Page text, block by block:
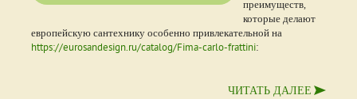
преимуществ,
которые делают
европейскую сантехнику особенно привлекательной на
https://eurosandesign.ru/catalog/Fima-carlo-frattini:
ЧИТАТЬ ДАЛЕЕ